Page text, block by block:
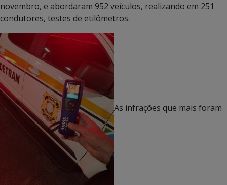
novembro, e abordaram 952 veículos, realizando em 251
condutores, testes de etilômetros.
As infrações que mais foram